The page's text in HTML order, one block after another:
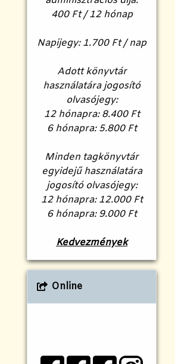
400 Ft / 12 hónap
Napijegy: 1.700 Ft / nap
Adott könyvtár
használatára jogosító
olvasójegy:
12 hónapra: 8.400 Ft
6 hónapra: 5.800 Ft
Minden tagkönyvtár
egyidejű használatára
jogosító olvasójegy:
12 hónapra: 12.000 Ft
6 hónapra: 9.000 Ft
Kedvezmények
Online